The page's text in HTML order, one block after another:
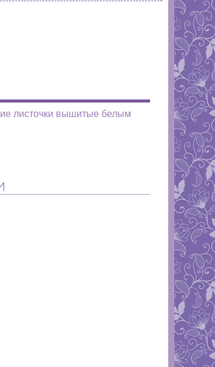
листочки вышитые белым